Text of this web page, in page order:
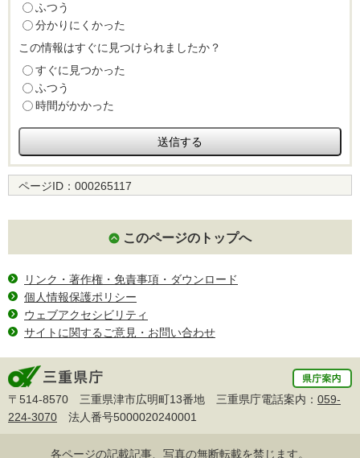
ふつう
分かりにくかった
この情報はすぐに見つけられましたか？
すぐに見つかった
ふつう
時間がかかった
ページID： 000265117
このページのトップへ
リンク・著作権・免責事項・ダウンロード
個人情報保護ポリシー
ウェブアクセシビリティ
サイトに関するご意見・お問い合わせ
〒514-8570 三重県津市広明町13番地 三重県庁電話案内： 059-
224-3070 法人番号5000020240001
各ページの記載記事、写真の無断転載を禁じます。